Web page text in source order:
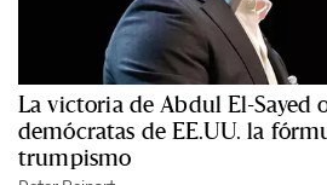
La victoria de Abdul El-Sayed
demócratas de EE.UU. la
trumpismo